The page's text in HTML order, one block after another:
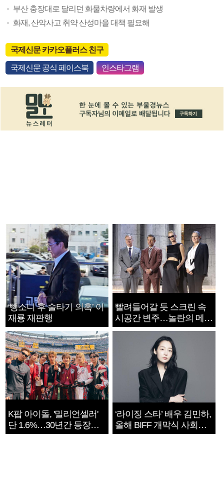
부산 충장대로 달리던 화물차량에서 화재 발생
화재, 산악사고 취약 산성마을 대책 필요해
국제신문 카카오플러스 친구
국제신문 공식 페이스북 인스타그램
‘뺑소니 후 술타기 의혹’ 이
재룡 재판행
빨려들어갈 듯 스크린 속
시공간 변주…놀란의 메시
지는 ‘전쟁 속죄’
K팝 아이돌, '밀리언셀러'
단 1.6%…30년간 등장
1182개팀 전수조사
‘라이징 스타’ 배우 김민하,
올해 BIFF 개막식 사회자
확정